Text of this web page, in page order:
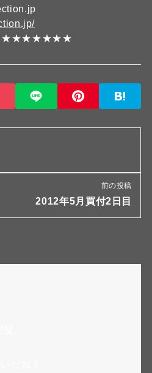
前の投稿
2012年5月買付2日目